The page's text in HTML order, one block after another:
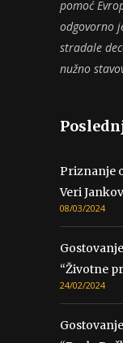
pomoć
odgovorno
stradale
nužno
Priznanje
Veri
08/03/2024
“Životne
24/02/2024